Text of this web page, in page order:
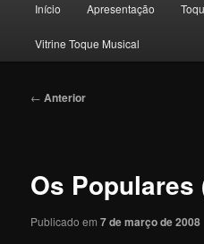
principal
Início Apresentação
Vitrine Toque Musical
Navegação
← Anterior
Os Populares
Publicado em7 de março de 2008